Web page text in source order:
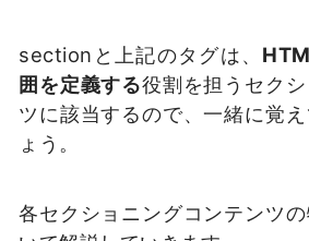
sectionと上記のタグは、
囲を定義する役割を担うセク
ツに該当するので、一緒に覚
ょう。
各セクショニングコンテンツ